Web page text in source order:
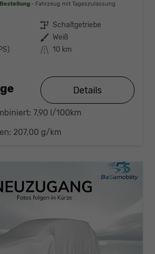
Fahrzeug mit Tageszulassung
Getriebe Schaltgetriebe
Außenfarbe Weiß
Kilometerstand 10 km
Details
7,90 l/100km
207,00 g/km